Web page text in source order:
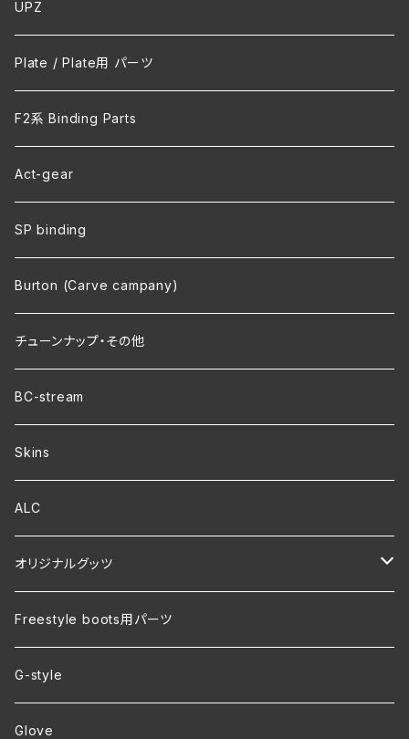
UPZ
Plate / Plate用 パーツ
F2系 Binding Parts
Act-gear
SP binding
Burton (Carve campany)
チューンナップ・その他
BC-stream
Skins
ALC
オリジナルグッツ
裏地付き オリジナルコーチジャケット
ver.2 毛玉が出来にくい・裏起毛 オリジナルパーカー
ver.1 速乾・裏起毛・サイズ豊富 オリジナルパーカー
Freestyle boots用パーツ
G-style
Glove